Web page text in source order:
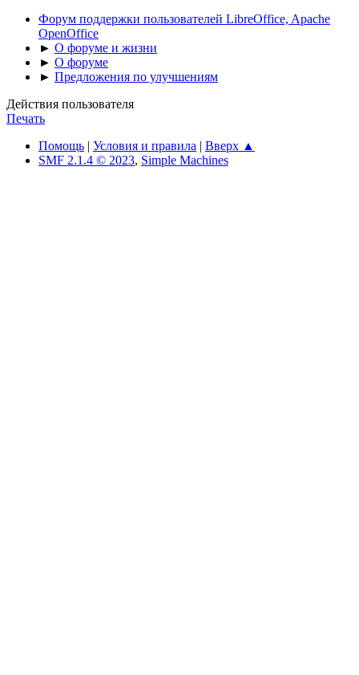
Форум поддержки пользователей LibreOffice, Apache
OpenOffice
► О форуме и жизни
► О форуме
► Предложения по улучшениям
Действия пользователя
Печать
Помощь | Условия и правила | Вверх ▲
SMF 2.1.4 © 2023, Simple Machines